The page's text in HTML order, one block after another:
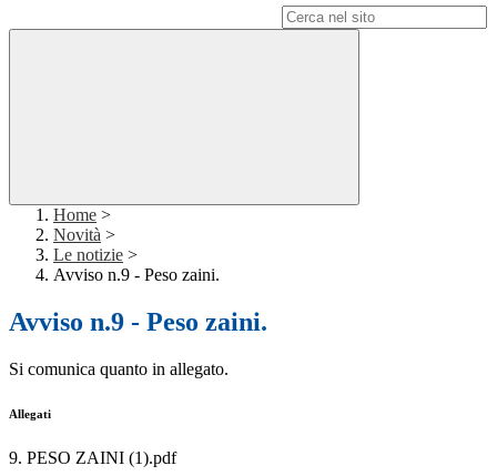
Home >
Novità >
Le notizie >
Avviso n.9 - Peso zaini.
Avviso n.9 - Peso zaini.
Si comunica quanto in allegato.
Allegati
9. PESO ZAINI (1).pdf